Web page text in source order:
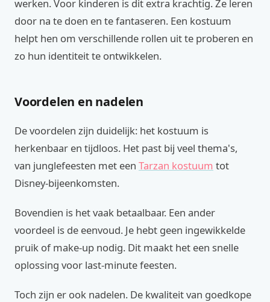
werken. Voor kinderen is dit extra krachtig. Ze leren
door na te doen en te fantaseren. Een kostuum
helpt hen om verschillende rollen uit te proberen en
zo hun identiteit te ontwikkelen.
Voordelen en nadelen
De voordelen zijn duidelijk: het kostuum is
herkenbaar en tijdloos. Het past bij veel thema's,
van junglefeesten met een Tarzan kostuum tot
Disney-bijeenkomsten.
Bovendien is het vaak betaalbaar. Een ander
voordeel is de eenvoud. Je hebt geen ingewikkelde
pruik of make-up nodig. Dit maakt het een snelle
oplossing voor last-minute feesten.
Toch zijn er ook nadelen. De kwaliteit van goedkope